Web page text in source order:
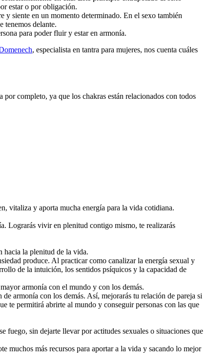
estar o por obligación.
y siente en un momento determinado. En el sexo también
tenemos delante.
para poder fluir y estar en armonía.
, especialista en tantra para mujeres, nos cuenta cuáles
completo, ya que los chakras están relacionados con todos
vitaliza y aporta mucha energía para la vida cotidiana.
Lograrás vivir en plenitud contigo mismo, te realizarás
hacia la plenitud de la vida.
produce. Al practicar como canalizar la energía sexual y
de la intuición, los sentidos psíquicos y la capacidad de
armonía con el mundo y con los demás.
armonía con los demás. Así, mejorarás tu relación de pareja si
te permitirá abrirte al mundo y conseguir personas con las que
fuego, sin dejarte llevar por actitudes sexuales o situaciones que
muchos más recursos para aportar a la vida y sacando lo mejor